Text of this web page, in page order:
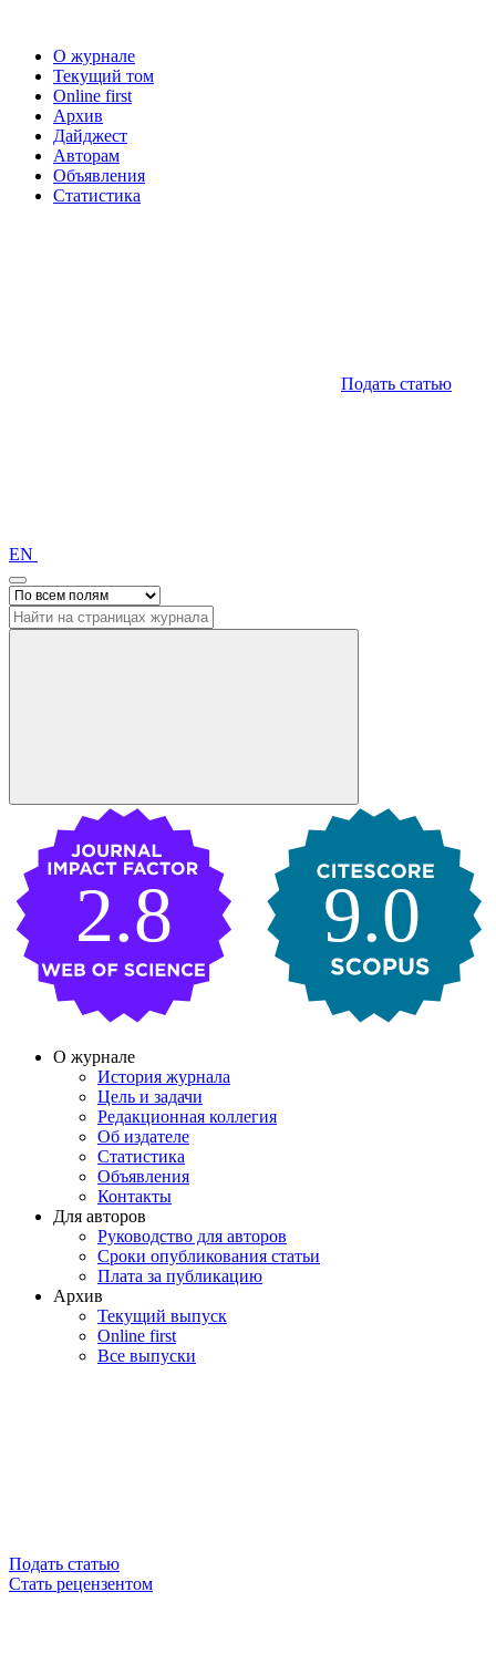
О журнале
Текущий том
Online first
Архив
Дайджест
Авторам
Объявления
Статистика
Подать статью
EN
9.0
2.8
О журнале
История журнала
Цель и задачи
Редакционная коллегия
Об издателе
Статистика
Объявления
Контакты
Для авторов
Руководство для авторов
Сроки опубликования статьи
Плата за публикацию
Архив
Текущий выпуск
Online first
Все выпуски
Подать статью
Стать рецензентом